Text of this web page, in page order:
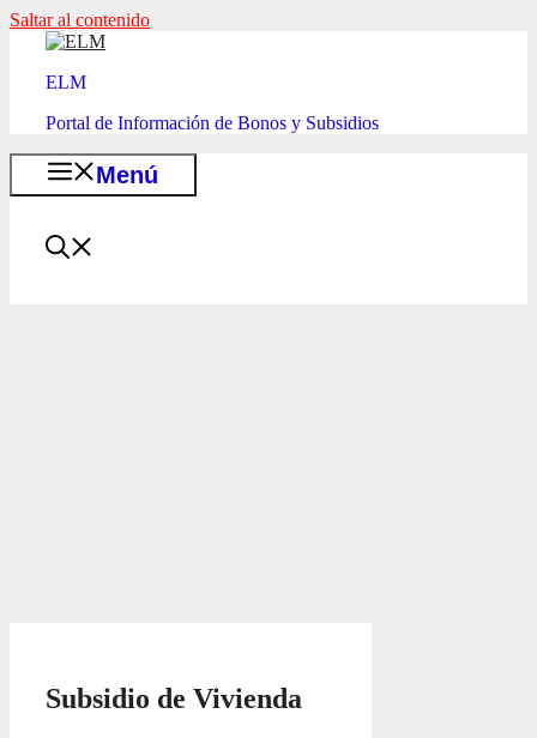
Saltar al contenido
ELM
Portal de Información de Bonos y Subsidios
Menú
Subsidio de Vivienda